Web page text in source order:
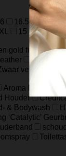
16.5 17.5
XL
15 cm / 5.9
gold filled 925
Runder
verzilverd (15
Aroma Diffuser
Houder
& Bodywash
‘Catalytic’